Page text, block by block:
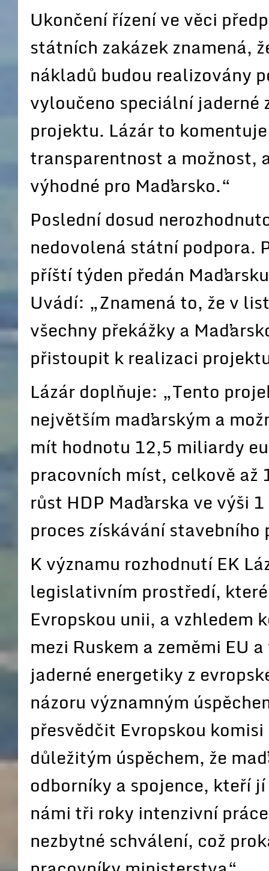
Ukončení řízení ve věci
státních zakázek znamená,
nákladů budou realizovány
vyloučeno speciální jaderné
projektu. Lázár to
transparentnost a možnost,
výhodné pro Maďarsko.“
Poslední dosud
nedovolená státní podpora.
příští týden předán
Uvádí: „Znamená to, že v
všechny překážky a
přistoupit k realizaci
Lázár doplňuje: „Tento
největším maďarským a
mít hodnotu 12,5 miliardy
pracovních míst, celkově
růst HDP Maďarska ve výši
proces získávání stavebního
K významu rozhodnutí EK
legislativním prostředí,
Evropskou unii, a vzhledem
mezi Ruskem a zeměmi EU
jaderné energetiky z
názoru významným
přesvědčit Evropskou
důležitým úspěchem, že
odborníky a spojence, kteří
námi tři roky intenzivní
nezbytné schválení, což